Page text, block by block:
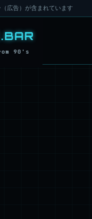
広告）が含まれています